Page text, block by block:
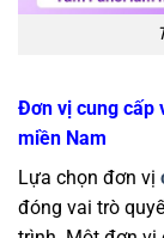
Đơn vị cung cấp
miền Nam
Lựa chọn đơn vị
đóng vai trò